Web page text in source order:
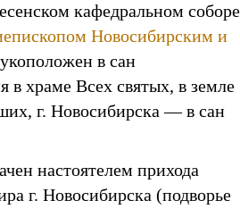
кафедральном соборе
Новосибирским и
в сан
в храме Всех святых, в земле
г. Новосибирска — в сан
настоятелем прихода
г. Новосибирска (подворье